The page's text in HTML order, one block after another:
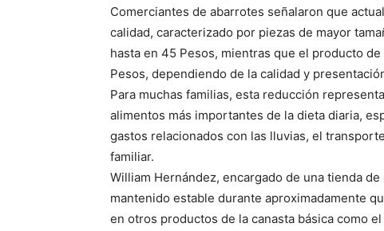
Comerciantes de abarrotes señalaron que
calidad, caracterizado por piezas de mayor
hasta en 45 Pesos, mientras que el producto
Pesos, dependiendo de la calidad y
Para muchas familias, esta reducción
alimentos más importantes de la dieta diaria,
gastos relacionados con las lluvias, el
familiar.
William Hernández, encargado de una tienda
mantenido estable durante aproximadamente
en otros productos de la canasta básica como